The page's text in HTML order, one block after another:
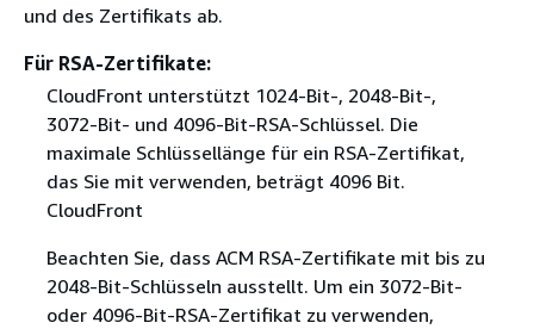
und des Zertifikats ab.
Für RSA-Zertifikate:
CloudFront unterstützt 1024-Bit-, 2048-Bit-,
3072-Bit- und 4096-Bit-RSA-Schlüssel. Die
maximale Schlüssellänge für ein RSA-Zertifikat,
das Sie mit verwenden, beträgt 4096 Bit.
CloudFront
Beachten Sie, dass ACM RSA-Zertifikate mit bis zu
2048-Bit-Schlüsseln ausstellt. Um ein 3072-Bit-
oder 4096-Bit-RSA-Zertifikat zu verwenden,